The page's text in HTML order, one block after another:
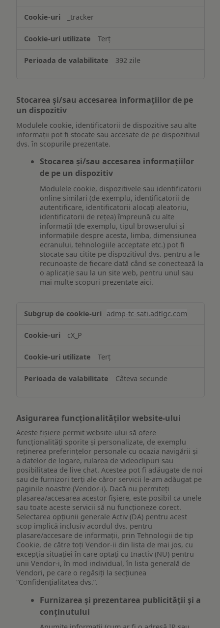
_tracker
Terț
392 zile
Stocarea și/sau accesarea informațiilor de pe
un dispozitiv
Modulele cookie, identificatorii de dispozitive sau alte
informații pot fi stocate sau accesate de pe dispozitivul
dvs. în scopurile prezentate.
Stocarea și/sau accesarea informațiilor
de pe un dispozitiv
Modulele cookie, dispozitivele sau identificatorii
online similari (de exemplu, identificatorii de
autentificare, identificatorii alocați aleatoriu,
identificatorii de rețea) împreună cu alte
informații (de exemplu, tipul browserului și
informațiile despre acesta, limba, dimensiunea
ecranului, tehnologiile acceptate etc.) pot fi
stocate sau citite pe dispozitivul dvs. pentru a le
recunoaște de fiecare dată când se conectează la
o aplicație sau la un site web, pentru unul sau
mai multe scopuri prezentate aici.
și/sau
informațiilor
pe
dispozitiv
admp-tc-sati.adtlgc.com
cX_P
Terț
Câteva secunde
Asigurarea funcționalităților website-ului
Aceste fișiere permit website-ului să ofere
funcționalități sporite și personalizate, de exemplu
reţinerea preferinţelor personale cu ocazia navigării și
a datelor de logare, rularea de videoclipuri sau
posibilitatea de live chat. Acestea pot fi adăugate de noi
sau de furnizori terți ale căror servicii le-am adăugat pe
paginile noastre (Vendor-i). Dacă nu permiteți
plasarea/accesarea acestor fișiere, este posibil ca unele
sau toate aceste servicii să nu funcționeze corect.
Selectarea opțiunii generale Activ (DA) pentru acest
scop implică inclusiv acordul dvs. pentru
plasare/accesare de informații, prin Tehnologii de tip
Cookie, de către toți Vendor-ii din lista de mai jos, cu
excepția situației în care optați cu Inactiv (NU) pentru
unii Vendor-i, în mod individual, în lista generală de
Vendori, pe care o regăsiți la secțiunea
“Confidențialitatea dvs.”.
Furnizarea și prezentarea publicității și a
conținutului